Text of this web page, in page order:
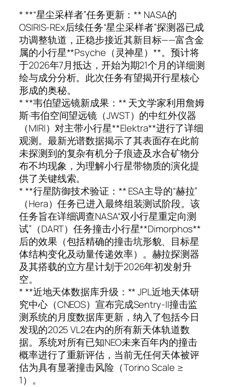
* **“星尘采样者”任务更新：** NASA的
OSIRIS-REx后续任务“星尘采样者”探测器已成
功调整轨道，正稳步接近其新目标——富含金
属的小行星**Psyche（灵神星）**。预计将
于2026年7月抵达，开始为期21个月的详细测
绘与成分分析。此次任务有望揭开行星核心
形成的奥秘。
* **韦伯望远镜新成果：** 天文学家利用詹姆
斯·韦伯空间望远镜（JWST）的中红外仪器
（MIRI）对主带小行星**Elektra**进行了详细
观测。最新光谱数据揭示了其表面存在此前
未探测到的复杂有机分子痕迹及水合矿物分
布不均现象，为理解小行星带物质的演化提
供了关键线索。
* **行星防御技术验证：** ESA主导的“赫拉”
（Hera）任务已进入最终组装测试阶段。该
任务旨在详细调查NASA“双小行星重定向测
试”（DART）任务撞击小行星**Dimorphos**
后的效果（包括精确的撞击坑形貌、目标星
体结构变化及动量传递效率）。赫拉探测器
及其搭载的立方星计划于2026年初发射升
空。
* **近地天体数据库升级：** JPL近地天体研
究中心（CNEOS）宣布完成Sentry-II撞击监
测系统的月度数据库更新，纳入了包括今日
发现的2025 VL2在内的所有新天体轨道数
据。系统对所有已知NEO未来百年内的撞击
概率进行了重新评估，当前无任何天体被评
估为具有显著撞击风险（Torino Scale ≥
1）。